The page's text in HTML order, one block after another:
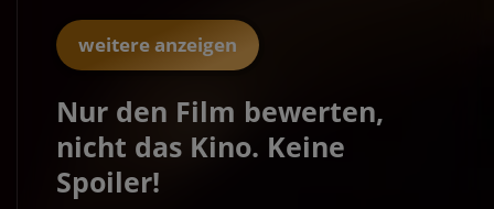
weitere anzeigen
Nur den Film bewerten,
nicht das Kino. Keine
Spoiler!